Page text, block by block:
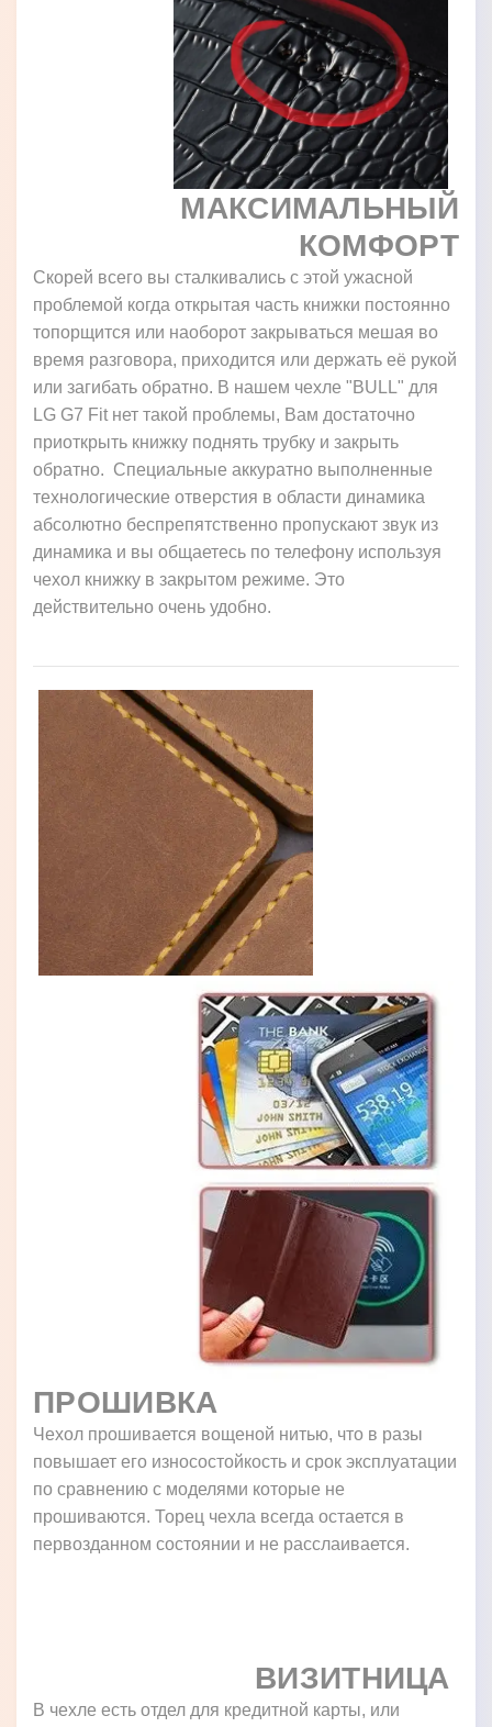
МАКСИМАЛЬНЫЙ
КОМФОРТ
Скорей всего вы сталкивались с этой ужасной
проблемой когда открытая часть книжки постоянно
топорщится или наоборот закрываться мешая во
время разговора, приходится или держать её рукой
или загибать обратно. В нашем чехле "BULL" для
LG G7 Fit нет такой проблемы, Вам достаточно
приоткрыть книжку поднять трубку и закрыть
обратно. Специальные аккуратно выполненные
технологические отверстия в области динамика
абсолютно беспрепятственно пропускают звук из
динамика и вы общаетесь по телефону используя
чехол книжку в закрытом режиме. Это
действительно очень удобно.
ПРОШИВКА
Чехол прошивается вощеной нитью, что в разы
повышает его износостойкость и срок эксплуатации
по сравнению с моделями которые не
прошиваются. Торец чехла всегда остается в
первозданном состоянии и не расслаивается.
ВИЗИТНИЦА
В чехле есть отдел для кредитной карты, или